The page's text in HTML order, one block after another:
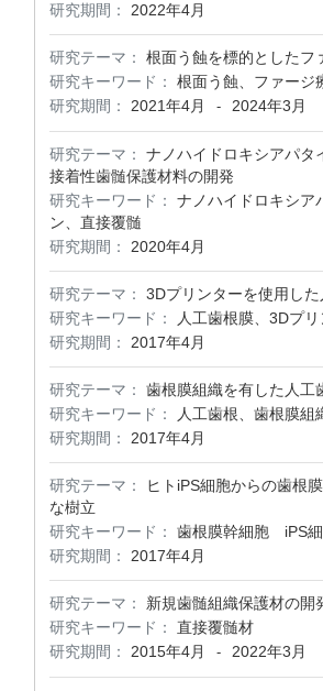
研究期間：
2022年4月
研究テーマ：
根面う蝕を標的としたフ
研究キーワード：
根面う蝕、ファージ
研究期間：
2021年4月 - 2024年3月
研究テーマ：
ナノハイドロキシアパタ
接着性歯髄保護材料の開発
研究キーワード：
ナノハイドロキシア
ン、直接覆髄
研究期間：
2020年4月
研究テーマ：
3Dプリンターを使用し
研究キーワード：
人工歯根膜、3Dプ
研究期間：
2017年4月
研究テーマ：
歯根膜組織を有した人工
研究キーワード：
人工歯根、歯根膜組
研究期間：
2017年4月
研究テーマ：
ヒトiPS細胞からの歯根
な樹立
研究キーワード：
歯根膜幹細胞 iPS
研究期間：
2017年4月
研究テーマ：
新規歯髄組織保護材の開
研究キーワード：
直接覆髄材
研究期間：
2015年4月 - 2022年3月